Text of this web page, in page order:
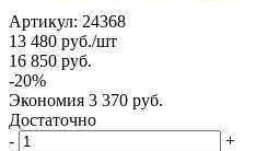
Артикул: 24368
13 480 руб./шт
16 850 руб.
-20%
Экономия 3 370 руб.
Достаточно
-
+